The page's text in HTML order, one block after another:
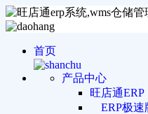
首页
产品中心
旺店通ERP
ERP极速